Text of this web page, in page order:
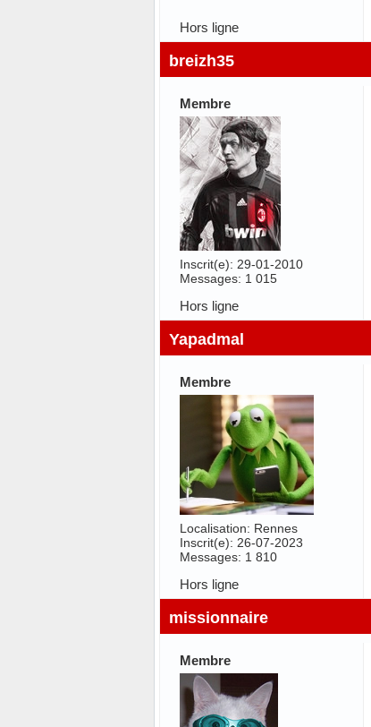
Hors ligne
breizh35
Membre
Inscrit(e): 29-01-2010
Messages: 1 015
Hors ligne
Yapadmal
Membre
Localisation: Rennes
Inscrit(e): 26-07-2023
Messages: 1 810
Hors ligne
missionnaire
Membre